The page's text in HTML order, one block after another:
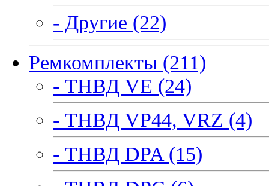
- Другие (22)
Ремкомплекты (211)
- ТНВД VE (24)
- ТНВД VP44, VRZ (4)
- ТНВД DPA (15)